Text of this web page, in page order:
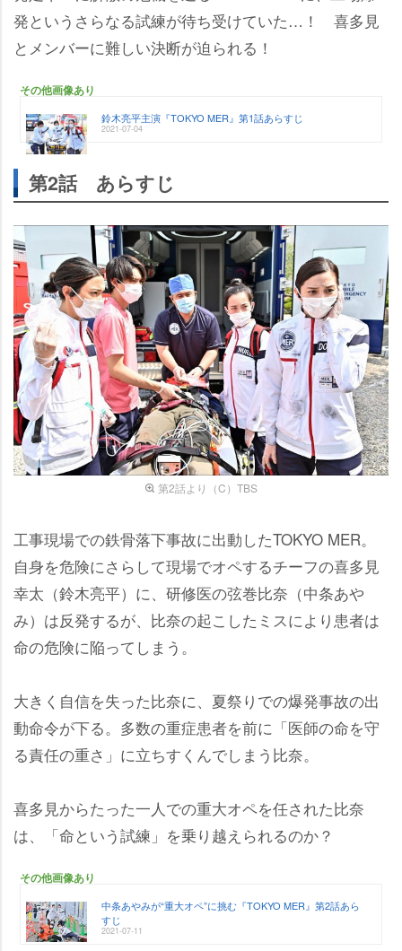
発というさらなる試練が待ち受けていた…！ 喜多見
とメンバーに難しい決断が迫られる！
その他画像あり
鈴木亮平主演『TOKYO MER』第1話あらすじ
2021-07-04
第2話 あらすじ
第2話より（C）TBS
工事現場での鉄骨落下事故に出動したTOKYO MER。
自身を危険にさらして現場でオペするチーフの喜多見
幸太（鈴木亮平）に、研修医の弦巻比奈（中条あ
み）は反発するが、比奈の起こしたミスにより患者は
命の危険に陥ってしまう。
大きく自信を失った比奈に、夏祭りでの爆発事故の出
動命令が下る。多数の重症患者を前に「医師の命を守
る責任の重さ」に立ちすくんでしまう比奈。
喜多見からたった一人での重大オペを任された比奈
は、「命という試練」を乗り越えられるのか？
その他画像あり
中条あやみが“重大オペ”に挑む『TOKYO MER』第2話あら
すじ
2021-07-11